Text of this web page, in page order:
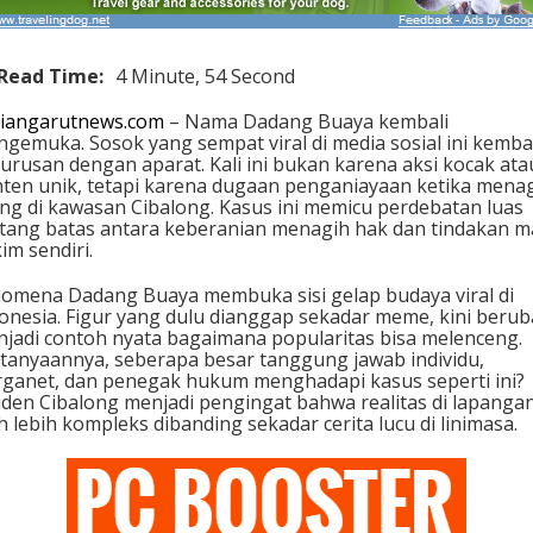
Time: 4 Minute, 54 Second
– Nama Dadang Buaya kembali
Sosok yang sempat viral di media sosial ini
dengan aparat. Kali ini bukan karena aksi kocak
unik, tetapi karena dugaan penganiayaan ketika
di kawasan Cibalong. Kasus ini memicu perdebatan luas
batas antara keberanian menagih hak dan tindakan
sendiri.
Dadang Buaya membuka sisi gelap budaya viral di
Figur yang dulu dianggap sekadar meme, kini
contoh nyata bagaimana popularitas bisa melenceng.
seberapa besar tanggung jawab individu,
dan penegak hukum menghadapi kasus seperti ini?
Cibalong menjadi pengingat bahwa realitas di
lebih kompleks dibanding sekadar cerita lucu di linimasa.